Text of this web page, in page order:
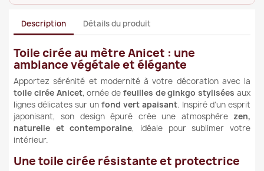
Description Détails du produit
Toile cirée au mètre Anicet : une
ambiance végétale et élégante
Apportez sérénité et modernité à votre décoration avec la
toile cirée Anicet, ornée de feuilles de ginkgo stylisées aux
lignes délicates sur un fond vert apaisant. Inspiré d’un esprit
japonisant, son design épuré crée une atmosphère zen,
naturelle et contemporaine, idéale pour sublimer votre
intérieur.
Une toile cirée résistante et protectrice